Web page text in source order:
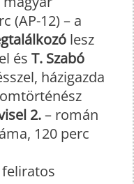
(AP-12) – a
lesz
és T. Szabó
házigazda
2.– román
120 perc